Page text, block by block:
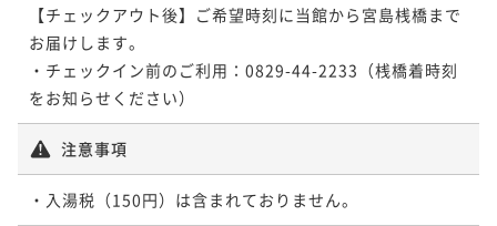
【チェックアウト後】ご希望時刻に当館から宮島桟橋まで
お届けします。
・チェックイン前のご利用：0829-44-2233（桟橋着時刻
をお知らせください）
注意事項